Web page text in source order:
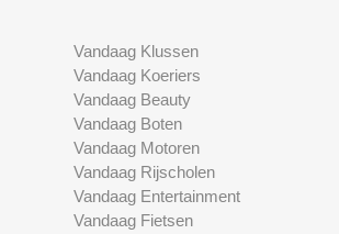
Vandaag Klussen
Vandaag Koeriers
Vandaag Beauty
Vandaag Boten
Vandaag Motoren
Vandaag Rijscholen
Vandaag Entertainment
Vandaag Fietsen